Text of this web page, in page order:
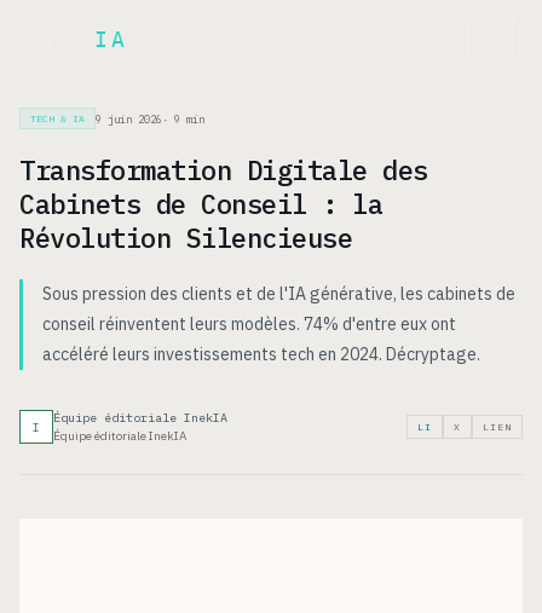
IA
TECH & IA 9 juin 2026 · 9 min
Transformation Digitale des
Cabinets de Conseil : la
Révolution Silencieuse
Sous pression des clients et de l'IA générative, les cabinets de
conseil réinventent leurs modèles. 74% d'entre eux ont
accéléré leurs investissements tech en 2024. Décryptage.
I
Équipe éditoriale InekIA
Équipe éditoriale InekIA
LI X LIEN